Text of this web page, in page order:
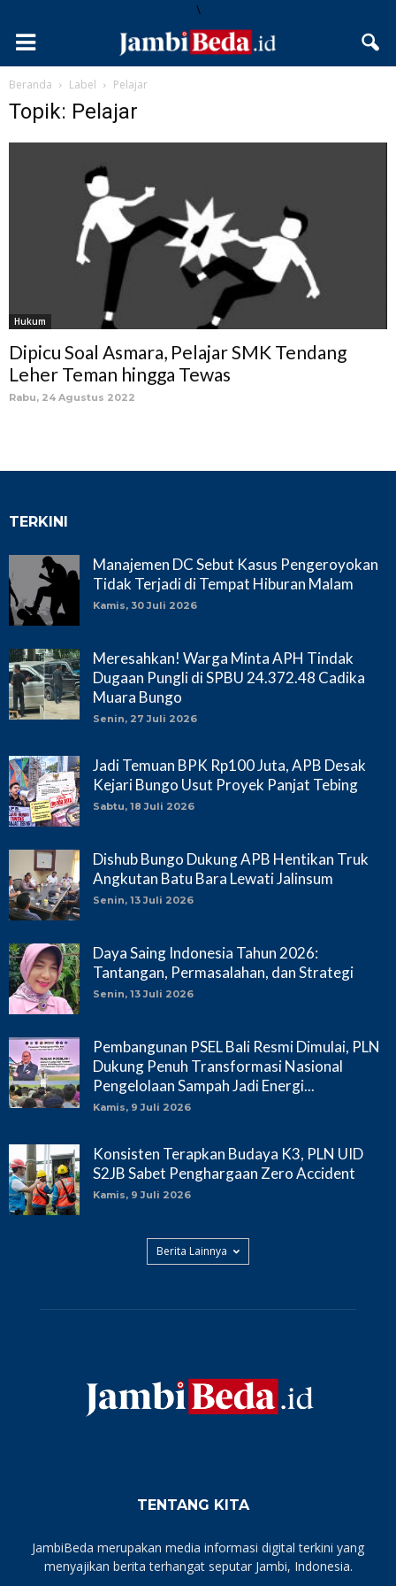
\
Beranda Label Pelajar
Topik: Pelajar
Hukum
Dipicu Soal Asmara, Pelajar SMK Tendang
Leher Teman hingga Tewas
Rabu, 24 Agustus 2022
TERKINI
Manajemen DC Sebut Kasus Pengeroyokan
Tidak Terjadi di Tempat Hiburan Malam
Kamis, 30 Juli 2026
Meresahkan! Warga Minta APH Tindak
Dugaan Pungli di SPBU 24.372.48 Cadika
Muara Bungo
Senin, 27 Juli 2026
Jadi Temuan BPK Rp100 Juta, APB Desak
Kejari Bungo Usut Proyek Panjat Tebing
Sabtu, 18 Juli 2026
Dishub Bungo Dukung APB Hentikan Truk
Angkutan Batu Bara Lewati Jalinsum
Senin, 13 Juli 2026
Daya Saing Indonesia Tahun 2026:
Tantangan, Permasalahan, dan Strategi
Senin, 13 Juli 2026
Pembangunan PSEL Bali Resmi Dimulai, PLN
Dukung Penuh Transformasi Nasional
Pengelolaan Sampah Jadi Energi...
Kamis, 9 Juli 2026
Konsisten Terapkan Budaya K3, PLN UID
S2JB Sabet Penghargaan Zero Accident
Kamis, 9 Juli 2026
Berita Lainnya
TENTANG KITA
JambiBeda merupakan media informasi digital terkini yang
menyajikan berita terhangat seputar Jambi, Indonesia.